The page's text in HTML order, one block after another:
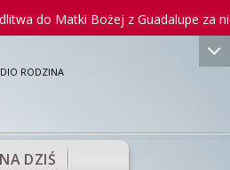
Bożej z Guadalupe za
RODZINA
DZIŚ